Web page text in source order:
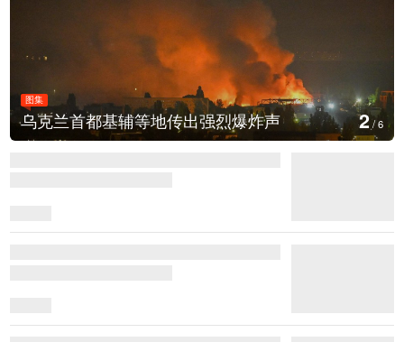
图集
乌克兰首都基辅等地传出强烈爆炸声 2/6